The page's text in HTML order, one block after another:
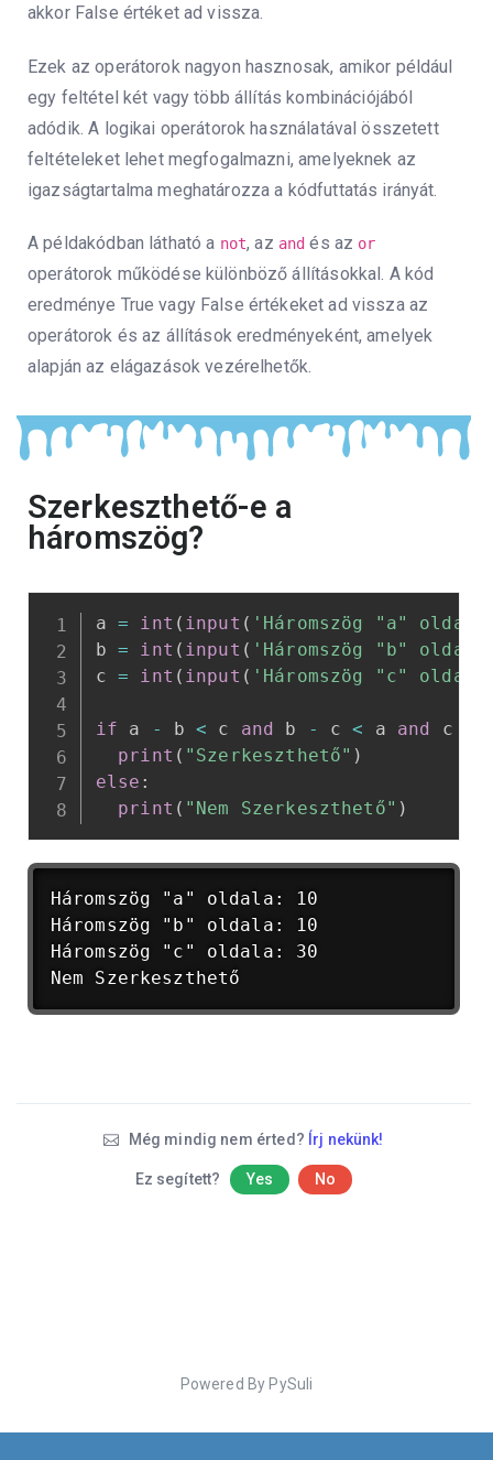
akkor False értéket ad vissza.
Ezek az operátorok nagyon hasznosak, amikor például
egy feltétel két vagy több állítás kombinációjából
adódik. A logikai operátorok használatával összetett
feltételeket lehet megfogalmazni, amelyeknek az
igazságtartalma meghatározza a kódfuttatás irányát.
A példakódban látható a not, az and és az or
operátorok működése különböző állításokkal. A kód
eredménye True vagy False értékeket ad vissza az
operátorok és az állítások eredményeként, amelyek
alapján az elágazások vezérelhetők.
Szerkeszthető-e a
háromszög?
a = int ( input ( 'Háromszög "a"
b = int ( input ( 'Háromszög "b"
c = int ( input ( 'Háromszög "c"
if a - b < c and b - c < a and c
print ( "Szerkeszthető" )
else :
print ( "Nem Szerkeszthető" )
Háromszög "a" oldala: 10
Háromszög "b" oldala: 10
Háromszög "c" oldala: 30
Nem Szerkeszthető
Még mindig nem érted? Írj nekünk!
Ez segített? Yes No
Powered By PySuli